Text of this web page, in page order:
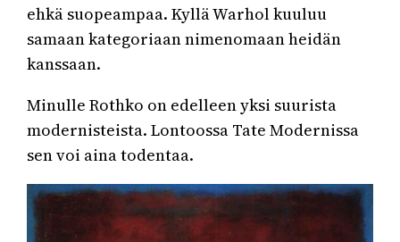
ehkä suopeampaa. Kyllä Warhol kuuluu
samaan kategoriaan nimenomaan heidän
kanssaan.
Minulle Rothko on edelleen yksi suurista
modernisteista. Lontoossa Tate Modernissa
sen voi aina todentaa.